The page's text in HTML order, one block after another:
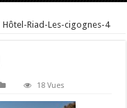
Hôtel-Riad-Les-cigognes-4
18 Vues